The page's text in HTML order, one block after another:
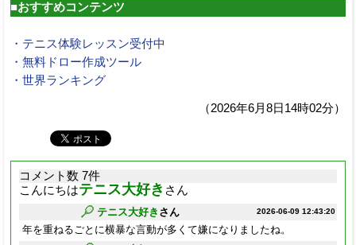
■おすすめコンテンツ
・テニス体験レッスン受付中
・無料ドロー作成ツール
・世界ランキング
（2026年6月8日14時02分）
コメント数 7件
こんにちはテニス大好き さん
2026-06-09 12:43:20
テニス大好き さん
年を重ねるごとに横暴な言動が多くて嫌になりましたね。